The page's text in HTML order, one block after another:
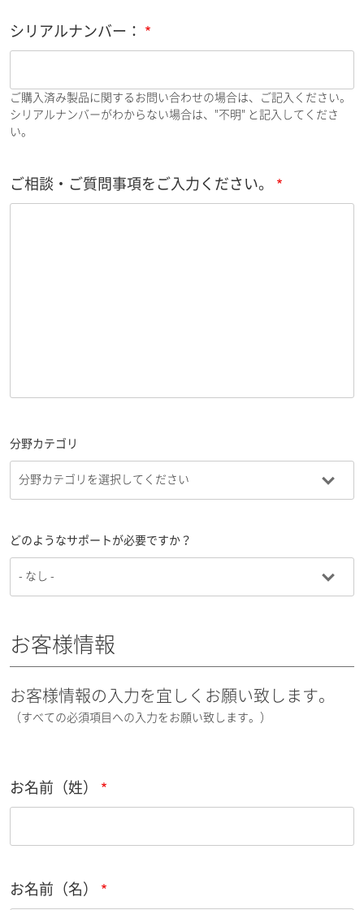
シリアルナンバー：
ご購入済み製品に関するお問い合わせの場合は、ご記入ください。
シリアルナンバーがわからない場合は、"不明" と記入してくださ
い。
ご相談・ご質問事項をご入力ください。
分野カテゴリ
どのようなサポートが必要ですか？
お客様情報
お客様情報の入力を宜しくお願い致します。
（すべての必須項目への入力をお願い致します。）
お名前（姓）
お名前（名）